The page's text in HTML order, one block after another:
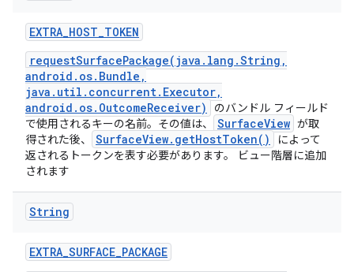
EXTRA_HOST_TOKEN
requestSurfacePackage(java.lang.String,
android.os.Bundle,
java.util.concurrent.Executor,
android.os.OutcomeReceiver)
のバンドル フィールド
で使用されるキーの名前。その値は、
SurfaceView が取
得された後、
SurfaceView.getHostToken()
によって
返されるトークンを表す必要があります。 ビュー階層に追加
されます
String
EXTRA_SURFACE_PACKAGE